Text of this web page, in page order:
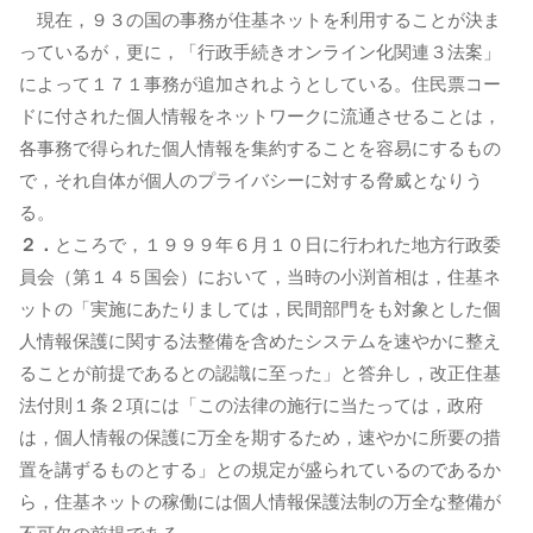
現在，９３の国の事務が住基ネットを利用することが決ま
っているが，更に，「行政手続きオンライン化関連３法案」
によって１７１事務が追加されようとしている。住民票コー
ドに付された個人情報をネットワークに流通させることは，
各事務で得られた個人情報を集約することを容易にするもの
で，それ自体が個人のプライバシーに対する脅威となりう
る。
２． ところで，１９９９年６月１０日に行われた地方行政委
員会（第１４５国会）において，当時の小渕首相は，住基ネ
ットの「実施にあたりましては，民間部門をも対象とした個
人情報保護に関する法整備を含めたシステムを速やかに整え
ることが前提であるとの認識に至った」と答弁し，改正住基
法付則１条２項には「この法律の施行に当たっては，政府
は，個人情報の保護に万全を期するため，速やかに所要の措
置を講ずるものとする」との規定が盛られているのであるか
ら，住基ネットの稼働には個人情報保護法制の万全な整備が